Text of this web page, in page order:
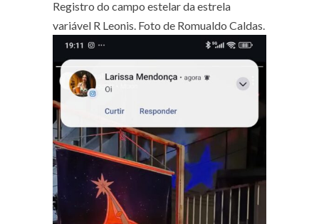
Registro do campo estelar da estrela
variável R Leonis. Foto de Romualdo Caldas.